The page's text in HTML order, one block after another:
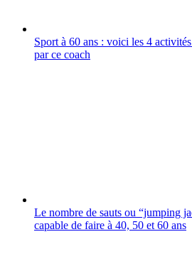
Sport à 60 ans : voici les 4
par ce coach
Le nombre de sauts ou “jumping
capable de faire à 40, 50 et 60 ans